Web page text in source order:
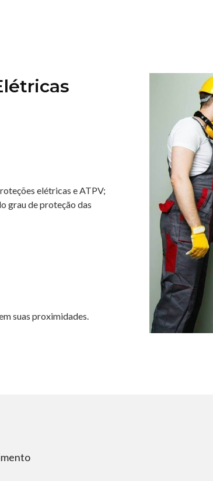
elétricas e ATPV;
grau de proteção das
suas proximidades.